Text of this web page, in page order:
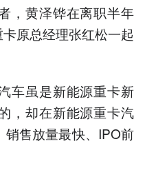
，黄泽铧在离职半年
原总经理张红松一起
车虽是新能源重卡新
，却在新能源重卡汽
售放量最快、IPO前